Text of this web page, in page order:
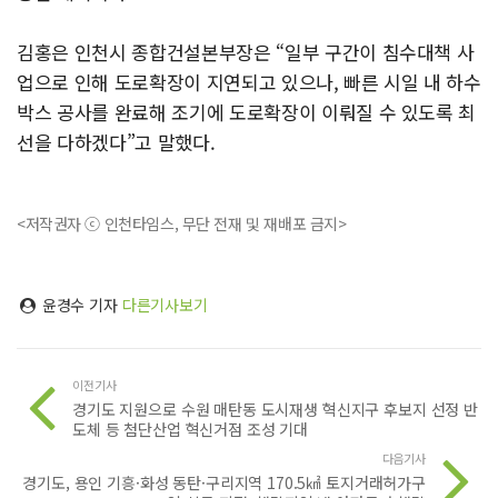
김홍은 인천시 종합건설본부장은 “일부 구간이 침수대책 사
업으로 인해 도로확장이 지연되고 있으나, 빠른 시일 내 하수
박스 공사를 완료해 조기에 도로확장이 이뤄질 수 있도록 최
선을 다하겠다”고 말했다.
<저작권자 ⓒ 인천타임스, 무단 전재 및 재배포 금지>
윤경수 기자 다른기사보기
이전기사
경기도 지원으로 수원 매탄동 도시재생 혁신지구 후보지 선정 반
도체 등 첨단산업 혁신거점 조성 기대
다음기사
경기도, 용인 기흥·화성 동탄·구리지역 170.5㎢ 토지거래허가구